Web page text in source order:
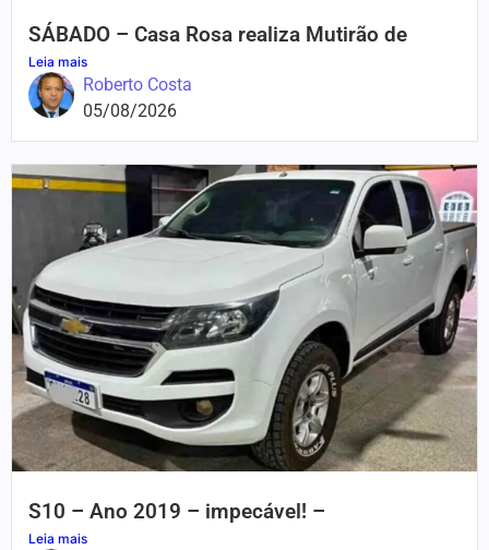
SÁBADO – Casa Rosa realiza Mutirão de
Leia mais
Roberto Costa
05/08/2026
S10 – Ano 2019 – impecável! –
Leia mais